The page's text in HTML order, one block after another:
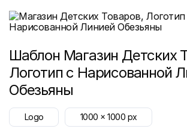
Шаблон Магазин Детских
Логотип с Нарисованной
Обезьяны
Logo 1000 x1000 px